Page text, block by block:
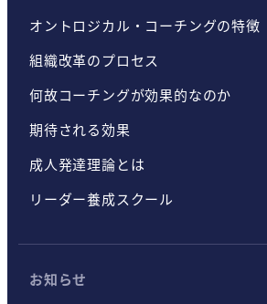
オントロジカル・コーチングの特徴
組織改革のプロセス
何故コーチングが効果的なのか
期待される効果
成人発達理論とは
リーダー養成スクール
お知らせ